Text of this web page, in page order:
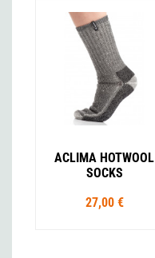
ACLIMA HOTWOOL
SOCKS
27,00 €